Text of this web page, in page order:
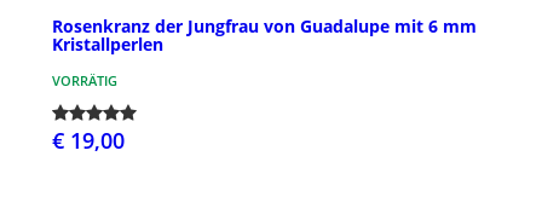
Rosenkranz der Jungfrau von Guadalupe mit 6 mm
Kristallperlen
VORRÄTIG
€ 19,00